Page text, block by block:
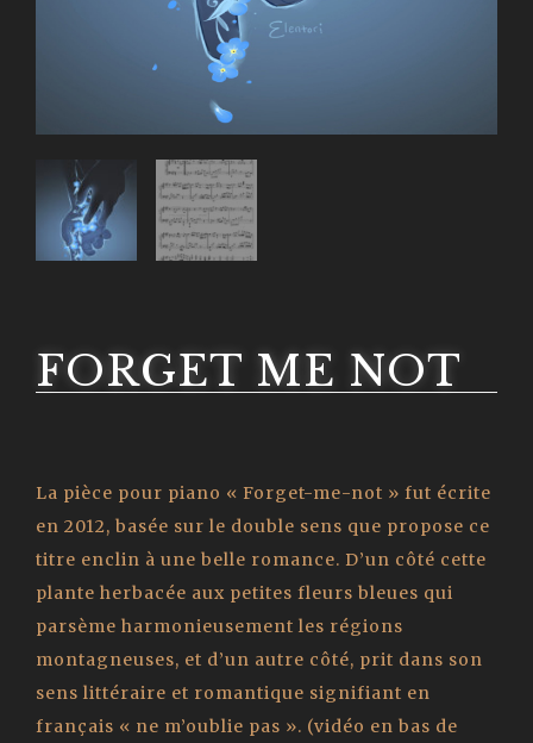
FORGET ME NOT
La pièce pour piano « Forget-me-not » fut écrite
en 2012, basée sur le double sens que propose ce
titre enclin à une belle romance. D’un côté cette
plante herbacée aux petites fleurs bleues qui
parsème harmonieusement les régions
montagneuses, et d’un autre côté, prit dans son
sens littéraire et romantique signifiant en
français « ne m’oublie pas ». (vidéo en bas de